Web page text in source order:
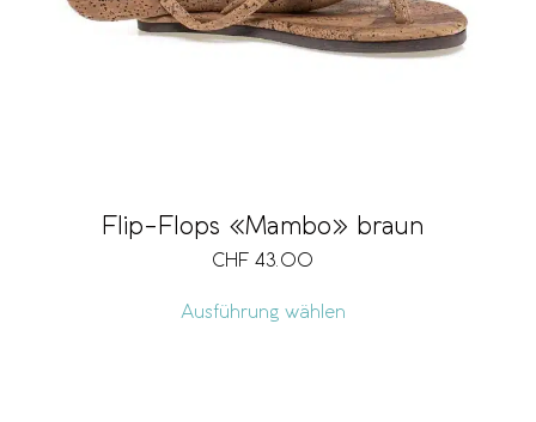
Flip-Flops «Mambo» braun
CHF 43.00
Ausführung wählen